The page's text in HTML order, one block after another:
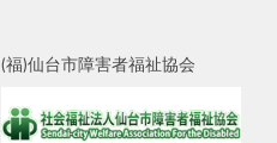
(福)仙台市障害者福祉協会